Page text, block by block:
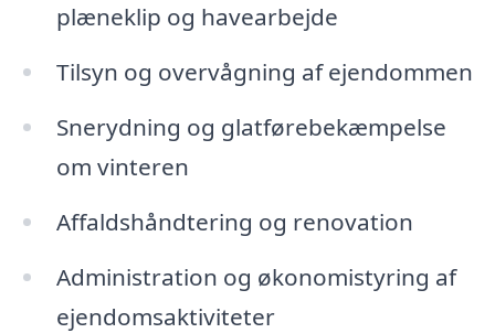
plæneklip og havearbejde
Tilsyn og overvågning af ejendommen
Snerydning og glatførebekæmpelse
om vinteren
Affaldshåndtering og renovation
Administration og økonomistyring af
ejendomsaktiviteter